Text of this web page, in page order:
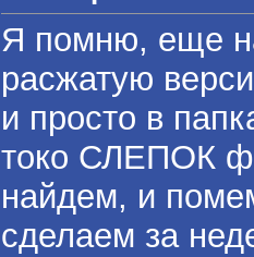
Я помню, еще
расжатую
и просто в
токо СЛЕПОК
найдем, и
сделаем за